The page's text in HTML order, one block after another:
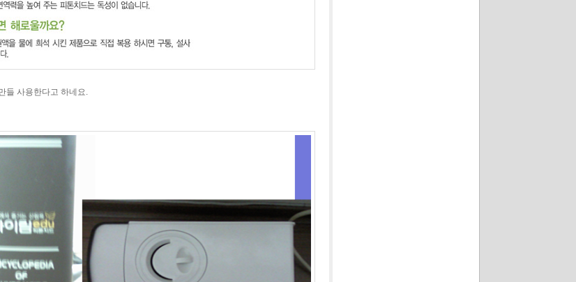
들 사용한다고 하네요.